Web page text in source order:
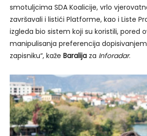
smotuljcima SDA Koalicije, vrlo
završavali i listići Platforme, kao i Liste
izgleda bio sistem koji su koristili, pored
manipulisanja preferencija
zapisniku“, kaže Baralija za Inforadar.